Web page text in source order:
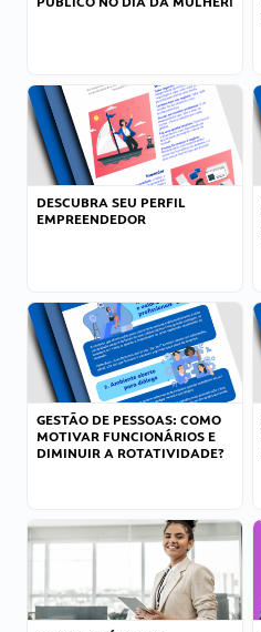
DESCUBRA SEU PERFIL
EMPREENDEDOR
GESTÃO DE PESSOAS: COMO
MOTIVAR FUNCIONÁRIOS E
DIMINUIR A ROTATIVIDADE?